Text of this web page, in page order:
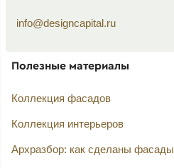
info@designcapital.ru
Полезные материалы
Коллекция фасадов
Коллекция интерьеров
Архразбор: как сделаны фасады